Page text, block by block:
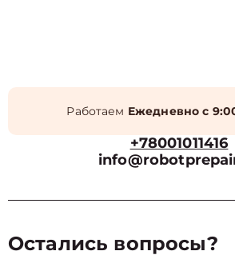
Работаем Ежедневно с
+78001011416
Остались вопросы?